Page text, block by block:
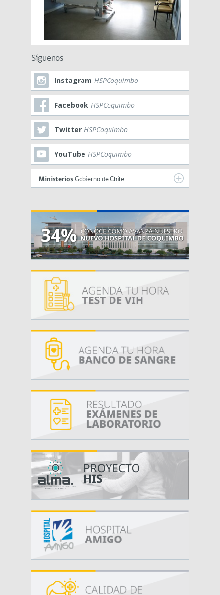
Síguenos
Instagram HSPCoquimbo
Facebook HSPCoquimbo
Twitter HSPCoquimbo
YouTube HSPCoquimbo
Ministerios Gobierno de Chile